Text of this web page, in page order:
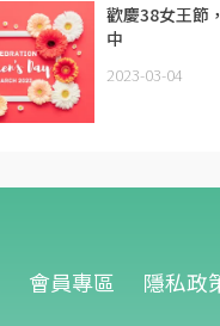
歡慶38女王節
中
2023-03-04
會員專區 隱私政